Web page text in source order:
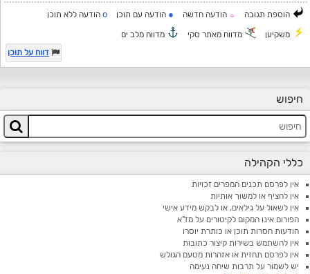
הוספת תגובה ☼ הודעה חדשה ● הודעה עם תוכן o הודעה ללא תוכן
משקיען מדווח מאתר סקי
מדווח מלב ים
דווח על תוכן
חיפוש
כללי הקהילה
אין לפרסם תכנים המפרים זכויות
אין להציף או למשוך אותיות
אין לשאול על גילאים, או לבקש מידע אישי
הפורום אינו המקום לקיטורים על מז"א
הודעות חסרות תוכן או כותרת יוסרו
אין להשתמש בשירות קיצור כתובות
אין לפרסם תחזית או אזהרות מטעם הגולש
יש לשמור על תרבות שיחה נעימה